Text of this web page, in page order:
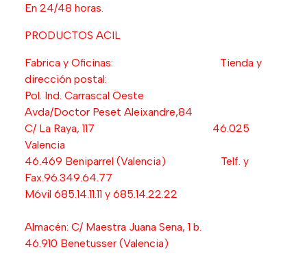
En 24/48 horas.
PRODUCTOS ACIL
Fabrica y Oficinas: Tienda y
dirección postal:
Pol. Ind. Carrascal Oeste
Avda/Doctor Peset Aleixandre,84
C/ La Raya, 117 46.025
Valencia
46.469 Beniparrel (Valencia) Telf. y
Fax.96.349.64.77
Móvil 685.14.11.11 y 685.14.22.22
Almacén: C/ Maestra Juana Sena, 1 b.
46.910 Benetusser (Valencia)